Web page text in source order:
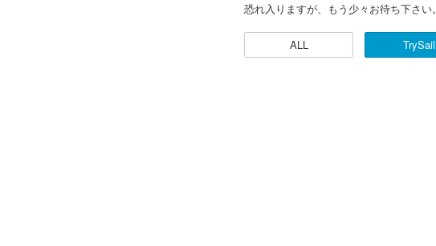
恐れ入りますが、もう少々お待ち下さい。
ALL TrySail